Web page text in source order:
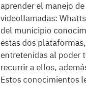
aprender el manejo
videollamadas:
del municipio
estas dos
entretenidas al poder
recurrir a ellos,
Estos conocimientos